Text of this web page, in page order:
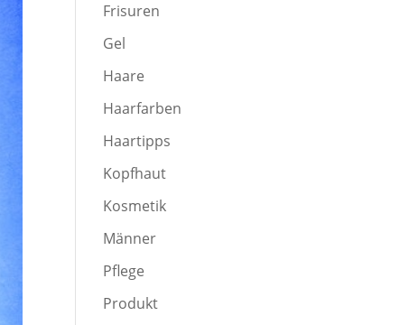
Frisuren
Gel
Haare
Haarfarben
Haartipps
Kopfhaut
Kosmetik
Männer
Pflege
Produkt